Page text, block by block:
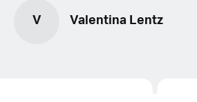
V Valentina Lentz